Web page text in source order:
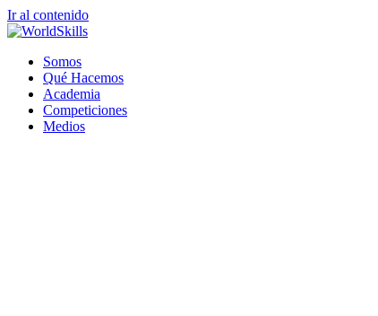
Ir al contenido
Somos
Qué Hacemos
Academia
Competiciones
Medios